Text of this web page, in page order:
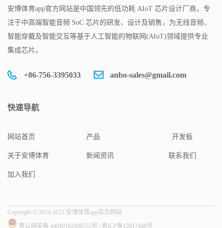
安博体育app官方网站是中国领先的低功耗 AIoT 芯片设计厂商，专
注于中高端智能音频 SoC 芯片的研发、设计及销售，为无线音频、
智能穿戴及智能交互等基于人工智能的物联网(AIoT)领域提供专业
集成芯片。
+86-756-3395033 anbo-sales@gmail.com
快速导航
网站首页 产品 开发板
关于安博体育 新闻资讯 联系我们
加入我们
Copyright © 2014-2023 安博体育app官方网站
粤公网安备 44049102496555号 | 粤ICP备12017448号